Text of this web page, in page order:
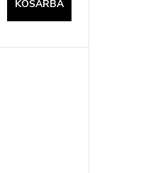
KOSÁRBA